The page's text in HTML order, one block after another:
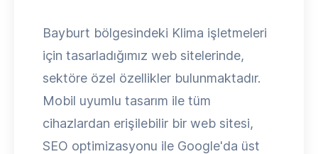
Bayburt bölgesindeki Klima işletmeleri
için tasarladığımız web sitelerinde,
sektöre özel özellikler bulunmaktadır.
Mobil uyumlu tasarım ile tüm
cihazlardan erişilebilir bir web sitesi,
SEO optimizasyonu ile Google'da üst